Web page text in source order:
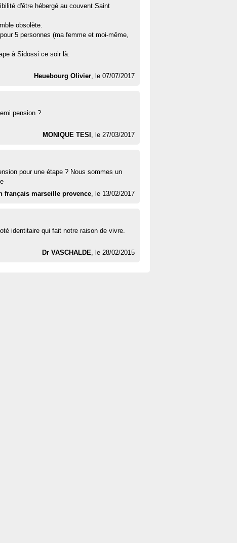
d'être hébergé au couvent Saint
obsolète.
5 personnes (ma femme et moi-même,
à Sidossi ce soir là.
Heuebourg Olivier, le 07/07/2017
pension ?
MONIQUE TESI , le 27/03/2017
pour une étape ? Nous sommes un
français marseille provence, le 13/02/2017
identitaire qui fait notre raison de vivre.
Dr VASCHALDE, le 28/02/2015